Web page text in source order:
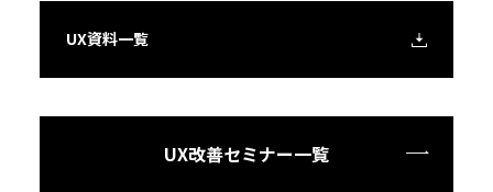
UX資料一覧
UX改善セミナー一覧